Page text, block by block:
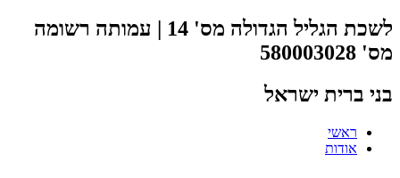
לשכת הגליל הגדולה מס' 14 | עמותה רשומה
מס' 580003028
בני ברית ישראל
ראשי
אודות